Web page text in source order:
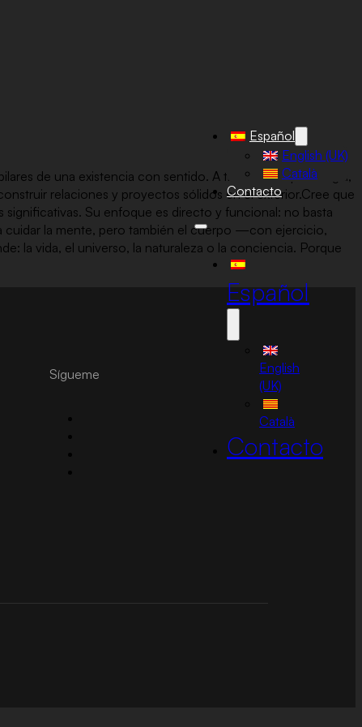
Español
English (UK)
Català
Contacto
Español
English
(UK)
Català
Contacto
de una existencia con sentido. A través de la psicología,
relaciones y proyectos sólidos en el exterior.Cree que
Su enfoque es directo y funcional: no basta
cuidar la mente, pero también el cuerpo —con ejercicio,
la vida, el universo, la naturaleza o la conciencia. Porque
Sígueme